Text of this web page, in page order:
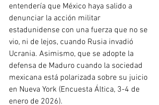
entendería que México haya salido a
denunciar la acción militar
estadunidense con una fuerza que no se
vio, ni de lejos, cuando Rusia invadió
Ucrania. Asimismo, que se adopte la
defensa de Maduro cuando la sociedad
mexicana está polarizada sobre su juicio
en Nueva York (Encuesta Áltica, 3-4 de
enero de 2026).